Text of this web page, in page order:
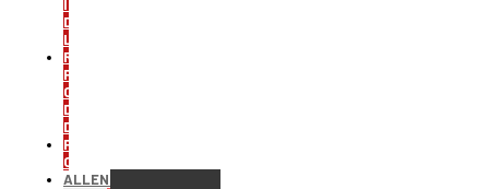
INDÚSTRIA
DE
LATICÍNIOS
REFRIGERAÇÃO
PARA
CENTROS
DE
DISTRIBUIÇÃO
PROJETOS
CUSTOMIZADOS
ALLENGE